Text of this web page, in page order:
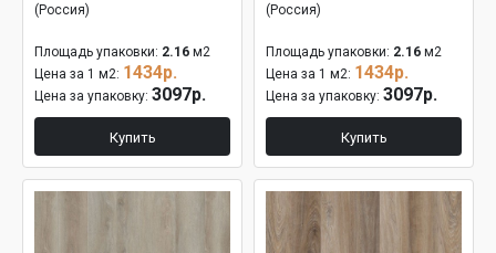
(Россия)
Площадь упаковки: 2.16 м2
Цена за 1 м2: 1434р.
Цена за упаковку: 3097р.
Купить
(Россия)
Площадь упаковки: 2.16 м2
Цена за 1 м2: 1434р.
Цена за упаковку: 3097р.
Купить